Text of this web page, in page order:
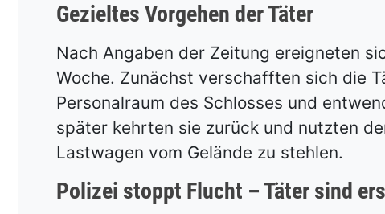
Gezieltes Vorgehen der Täter
Nach Angaben der Zeitung ereigneten
Woche. Zunächst verschafften sich die
Personalraum des Schlosses und
später kehrten sie zurück und nutzten
Lastwagen vom Gelände zu stehlen.
Polizei stoppt Flucht – Täter sind